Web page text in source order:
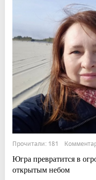
Прочитали: 181
Югра превратится в
открытым небом